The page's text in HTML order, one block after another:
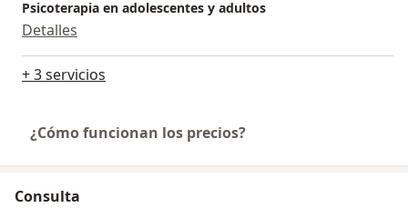
Psicoterapia en adolescentes y adultos
Detalles
+ 3 servicios
¿Cómo funcionan los precios?
Consulta